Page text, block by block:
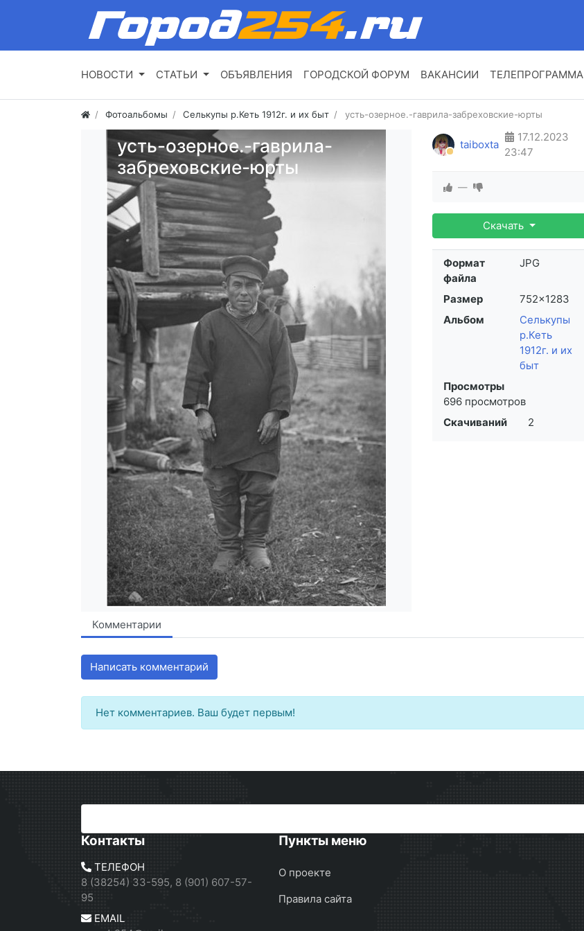
НОВОСТИ СТАТЬИ ОБЪЯВЛЕНИЯ ГОРОДСКОЙ ФОРУМ ВАКАНСИИ ТЕЛЕПРОГРАММА
Фотоальбомы Селькупы р.Кеть 1912г. и их быт усть-озерное.-гаврила-забреховские-юрты
усть-озерное.-гаврила-
забреховские-юрты
taiboxta
17.12.2023
23:47
—
Скачать
Формат
файла
JPG
Размер
752×1283
Альбом
Селькупы
р.Кеть
1912г. и их
быт
Просмотры
696 просмотров
Скачиваний
2
Комментарии
Написать комментарий
Нет комментариев. Ваш будет первым!
Контакты
ТЕЛЕФОН
8 (38254) 33-595, 8 (901) 607-57-
95
EMAIL
Пункты меню
О проекте
Правила сайта